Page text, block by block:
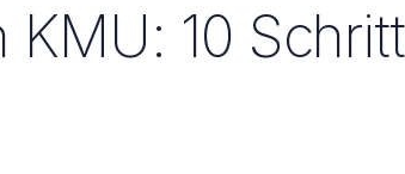
10